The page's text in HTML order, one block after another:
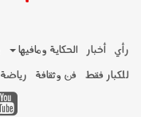
رأي أخبار الحكاية ومافيها
للكبار فقط فن وثقافة رياضة